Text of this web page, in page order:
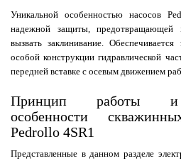
Уникальной особенностью насосов
надежной защиты, предотвращающей
вызвать заклинивание.
особой конструкции гидравлической
передней вставке с осевым движением
Принцип работы и
особенности
Pedrollo 4SR1
Представленные в данном разделе